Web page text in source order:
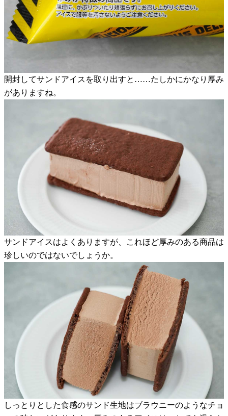
開封してサンドアイスを取り出すと……たしかにかなり厚み
がありますね。
サンドアイスはよくありますが、これほど厚みのある商品は
珍しいのではないでしょうか。
しっとりとした食感のサンド生地はブラウニーのようなチョ